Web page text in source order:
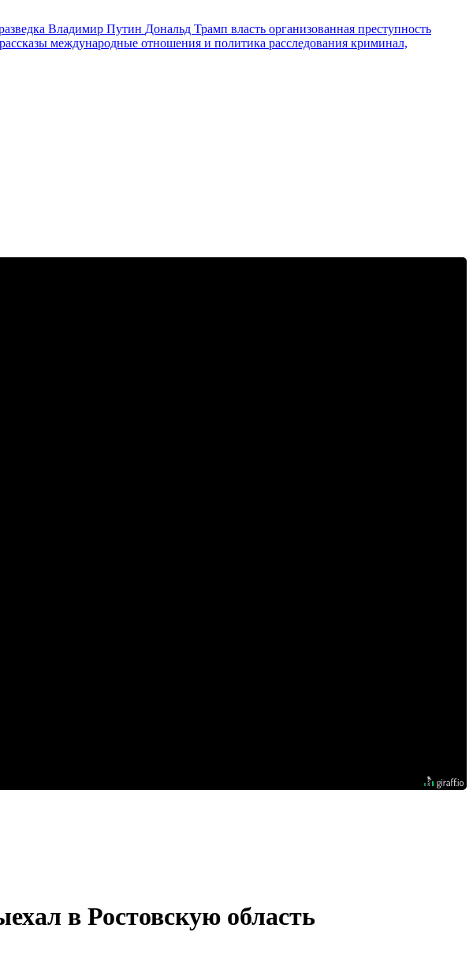
Владимир Путин Дональд Трамп власть организованная преступность
международные отношения и политика расследования криминал,
в Ростовскую область